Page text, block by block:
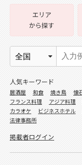
エリア
から探す
人気キーワード
居酒屋 和食 焼き鳥 懐
フランス料理
アジア料理
カラオケ
ビジネスホテル
法律事務所
掲載者ログイン